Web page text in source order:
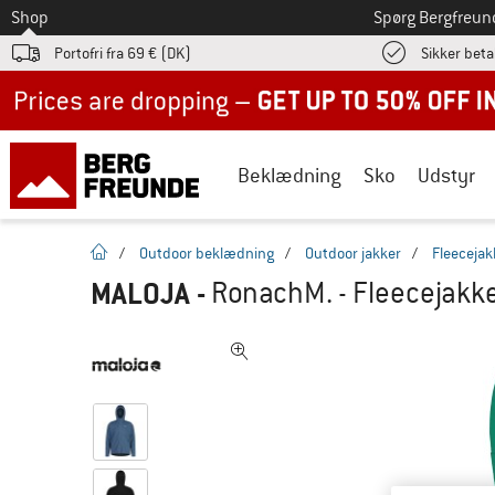
Til
Shop Spørg
Portofri fra 69 € (DK) Sikker
Beklædning Sko Udstyr
Hjemmeside
/ Outdoor beklædning / Outdoor jakker /
MALOJA - RonachM. -